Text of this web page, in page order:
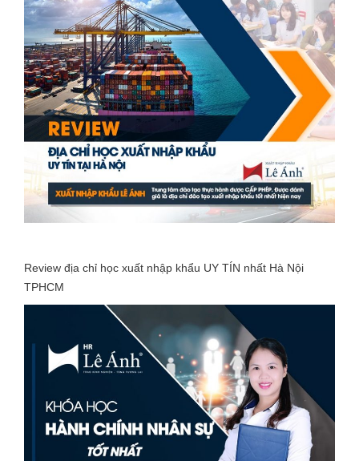
Review địa chỉ học xuất nhập khẩu UY TÍN nhất Hà Nội
TPHCM